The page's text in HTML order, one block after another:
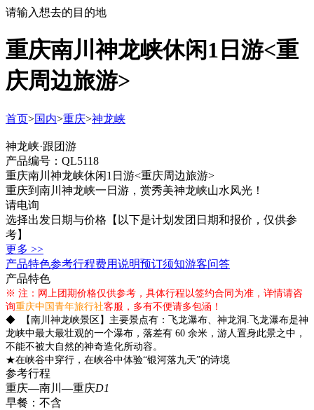
请输入想去的目的地
重庆南川神龙峡休闲1日游<重
庆周边旅游>
首页>国内>重庆>神龙峡
神龙峡·跟团游
产品编号：QL5118
重庆南川神龙峡休闲1日游<重庆周边旅游>
重庆到南川神龙峡一日游，赏秀美神龙峡山水风光！
请电询
选择出发日期与价格 【以下是计划发团日期和报价，仅供参
考】
更多 >>
产品特色参考行程费用说明预订须知游客问答
产品特色
※ 注：网上团期价格仅供参考，具体行程以签约合同为准，详情请咨
询重庆中国青年旅行社客服，多有不便请多包涵！
◆ 【南川神龙峡景区】主要景点有：飞龙瀑布、神龙洞.飞龙瀑布是神
龙峡中最大最壮观的一个瀑布，落差有 60 余米，游人置身此景之中，
不能不被大自然的神奇造化所动容。
★在峡谷中穿行，在峡谷中体验“银河落九天”的诗境
参考行程
重庆—南川—重庆D1
早餐： 不含